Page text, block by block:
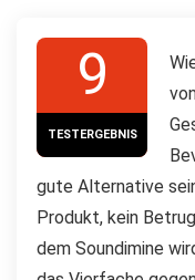
9
TESTERGEBNIS
gute Alternative
Produkt, kein
dem Soundimine